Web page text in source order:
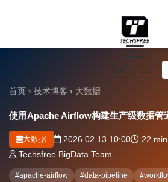
JA
首页 › 技术博客 › 大数据
使用Apache Airflow构建生产级数据管
大数据 2026.02.13 10:00
22
Techsfree BigData Team
#apache-airflow #data-pipeline